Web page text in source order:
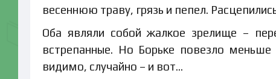
весеннюю траву, грязь и пепел.
Оба являли собой жалкое зрелище –
встрепанные. Но Борьке повезло
видимо, случайно – и вот…